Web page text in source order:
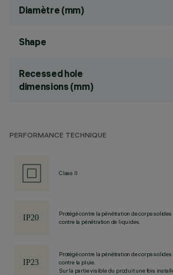
Diamètre (mm)
Shape
Recessed hole
dimensions (mm)
PERFORMANCE TECHNIQUE
Class II
Protégé contre la pénétration de corps
contre la pénétration de liquides.
Protégé contre la pénétration de corps
contre la pluie.
Sur la partie visible du produit une fois